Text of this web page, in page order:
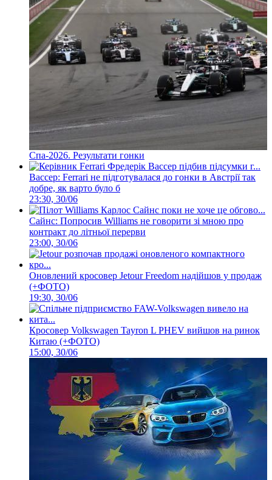
Спа-2026. Результати гонки
Вассер: Ferrari не підготувалася до гонки в Австрії так
добре, як варто було б
23:30, 30/06
Сайнс: Попросив Williams не говорити зі мною про
контракт до літньої перерви
23:00, 30/06
Оновлений кросовер Jetour Freedom надійшов у продаж
(+ФОТО)
19:30, 30/06
Кросовер Volkswagen Tayron L PHEV вийшов на ринок
Китаю (+ФОТО)
15:00, 30/06